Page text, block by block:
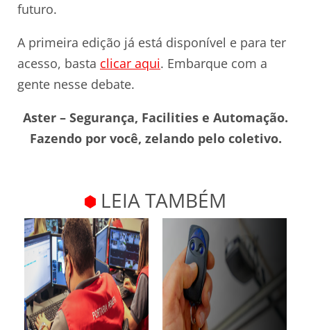
futuro.
A primeira edição já está disponível e para ter
acesso, basta clicar aqui. Embarque com a
gente nesse debate.
Aster – Segurança, Facilities e Automação.
Fazendo por você, zelando pelo coletivo.
LEIA TAMBÉM